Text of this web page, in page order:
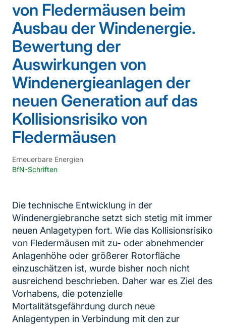
von Fledermäusen beim
Ausbau der Windenergie.
Bewertung der
Auswirkungen von
Windenergieanlagen der
neuen Generation auf das
Kollisionsrisiko von
Fledermäusen
Erneuerbare Energien
BfN-Schriften
Die technische Entwicklung in der
Windenergiebranche setzt sich stetig mit immer
neuen Anlagetypen fort. Wie das Kollisionsrisiko
von Fledermäusen mit zu- oder abnehmender
Anlagenhöhe oder größerer Rotorfläche
einzuschätzen ist, wurde bisher noch nicht
ausreichend beschrieben. Daher war es Ziel des
Vorhabens, die potenzielle
Mortalitätsgefährdung durch neue
Anlagentypen in Verbindung mit den zur